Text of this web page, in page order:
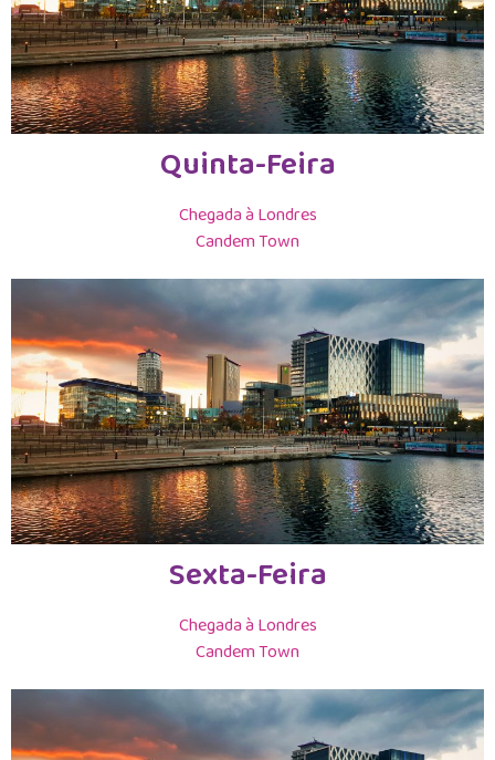
Quinta-Feira
Chegada à Londres
Candem Town
Sexta-Feira
Chegada à Londres
Candem Town